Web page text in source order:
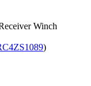
Winch
)